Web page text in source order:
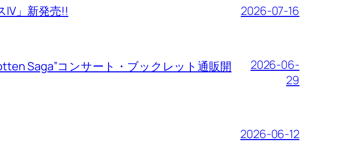
」新発売!! 2026-07-16
Saga”コンサート・ブックレット通販開
2026-06-
29
2026-06-12